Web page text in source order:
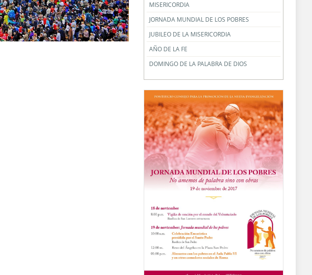
MISERICORDIA
JORNADA MUNDIAL DE LOS POBRES
JUBILEO DE LA MISERICORDIA
AÑO DE LA FE
DOMINGO DE LA PALABRA DE DIOS